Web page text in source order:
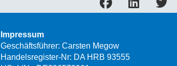
Impressum
Geschäftsführer: Carsten Megow
Handelsregister-Nr: DA HRB 93555